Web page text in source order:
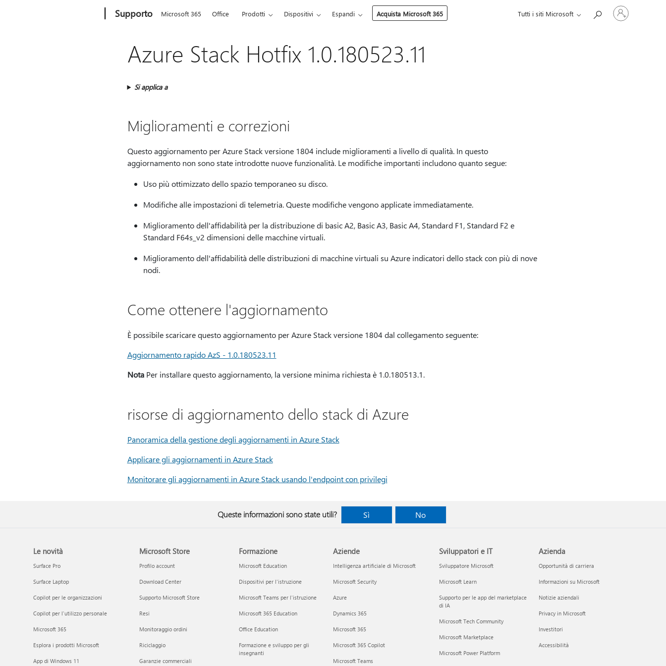
Supporto Microsoft 365 Office Prodotti Dispositivi Espandi Acquista Microsoft 365 Tutti i siti Microsoft
Accedi
con
Azure Stack Hotfix 1.0.180523.11
Si applica a
Miglioramenti e correzioni
Questo aggiornamento per Azure Stack versione 1804 include miglioramenti a livello di qualità. In questo
aggiornamento non sono state introdotte nuove funzionalità. Le modifiche importanti includono quanto segue:
Uso più ottimizzato dello spazio temporaneo su disco.
Modifiche alle impostazioni di telemetria. Queste modifiche vengono applicate immediatamente.
Miglioramento dell'affidabilità per la distribuzione di basic A2, Basic A3, Basic A4, Standard F1, Standard F2 e
Standard F64s_v2 dimensioni delle macchine virtuali.
Miglioramento dell'affidabilità delle distribuzioni di macchine virtuali su Azure indicatori dello stack con più di nove
nodi.
Come ottenere l'aggiornamento
È possibile scaricare questo aggiornamento per Azure Stack versione 1804 dal collegamento seguente:
Aggiornamento rapido AzS - 1.0.180523.11
NotaPer installare questo aggiornamento, la versione minima richiesta è 1.0.180513.1.
risorse di aggiornamento dello stack di Azure
Panoramica della gestione degli aggiornamenti in Azure Stack
Applicare gli aggiornamenti in Azure Stack
Monitorare gli aggiornamenti in Azure Stack usando l'endpoint con privilegi
Queste informazioni sono state utili? Sì No
Le novità
Surface Pro
Surface Laptop
Copilot per le organizzazioni
Copilot per l'utilizzo personale
Microsoft 365
Esplora i prodotti Microsoft
App di Windows 11
Microsoft Store
Profilo account
Download Center
Supporto Microsoft Store
Resi
Monitoraggio ordini
Riciclaggio
Garanzie commerciali
Formazione
Microsoft Education
Dispositivi per l'istruzione
Microsoft Teams per l'istruzione
Microsoft 365 Education
Office Education
Formazione e sviluppo per gli
insegnanti
Aziende
Intelligenza artificiale di Microsoft
Microsoft Security
Azure
Dynamics 365
Microsoft 365
Microsoft 365 Copilot
Microsoft Teams
Sviluppatori e IT
Sviluppatore Microsoft
Microsoft Learn
Supporto per le app del marketplace
di IA
Microsoft Tech Community
Microsoft Marketplace
Microsoft Power Platform
Azienda
Opportunità di carriera
Informazioni su Microsoft
Notizie aziendali
Privacy in Microsoft
Investitori
Accessibilità